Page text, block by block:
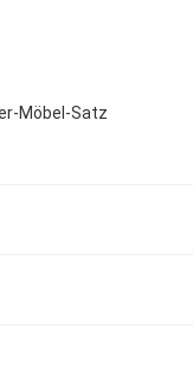
Möbel-Satz